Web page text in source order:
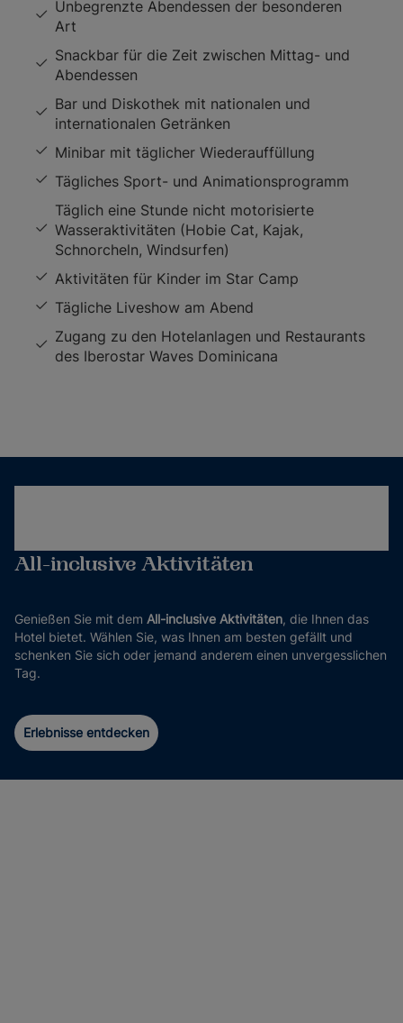
Unbegrenzte Abendessen der besonderen
Art
Snackbar für die Zeit zwischen Mittag- und
Abendessen
Bar und Diskothek mit nationalen und
internationalen Getränken
Minibar mit täglicher Wiederauffüllung
Tägliches Sport- und Animationsprogramm
Täglich eine Stunde nicht motorisierte
Wasseraktivitäten (Hobie Cat, Kajak,
Schnorcheln, Windsurfen)
Aktivitäten für Kinder im Star Camp
Tägliche Liveshow am Abend
Zugang zu den Hotelanlagen und Restaurants
des Iberostar Waves Dominicana
All-inclusive Aktivitäten
Genießen Sie mit dem All-inclusive Aktivitäten, die Ihnen das
Hotel bietet. Wählen Sie, was Ihnen am besten gefällt und
schenken Sie sich oder jemand anderem einen unvergesslichen
Tag.
Erlebnisse entdecken